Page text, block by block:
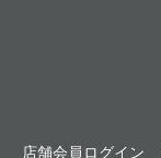
店舗会員ログイン